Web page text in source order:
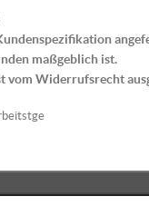
maßgeblich ist.
vom Widerrufsrecht